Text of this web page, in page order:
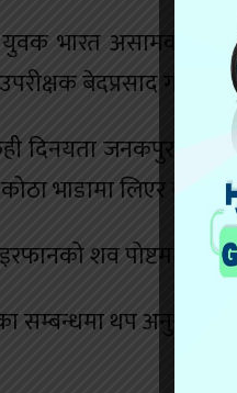
भारत असामका २४
बेदप्रसाद गौतमले
दिनयता
भाडामा लिएर
शव
सम्बन्धमा थप अनुसन्धान